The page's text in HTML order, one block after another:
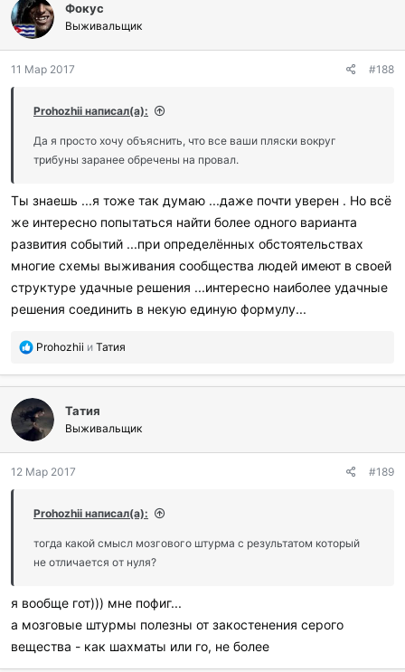
Фокус
Выживальщик
11 Мар 2017 #188
Prohozhii написал(а):
Да я просто хочу объяснить, что все ваши пляски вокруг
трибуны заранее обречены на провал.
Ты знаешь ...я тоже так думаю ...даже почти уверен . Но всё
же интересно попытаться найти более одного варианта
развития событий ...при определённых обстоятельствах
многие схемы выживания сообщества людей имеют в своей
структуре удачные решения ...интересно наиболее удачные
решения соединить в некую единую формулу...
П
б
л
а
г
о
а
и
и
Prohozhii и Татия
Татия
Выживальщик
12 Мар 2017 #189
Prohozhii написал(а):
тогда какой смысл мозгового штурма с результатом который
не отличается от нуля?
я вообще гот))) мне пофиг...
а мозговые штурмы полезны от закостенения серого
вещества - как шахматы или го, не более